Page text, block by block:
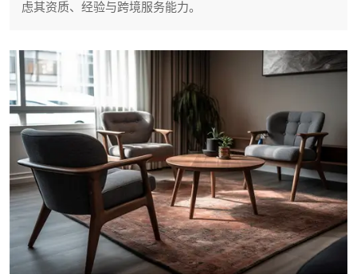
虑其资质、经验与跨境服务能力。